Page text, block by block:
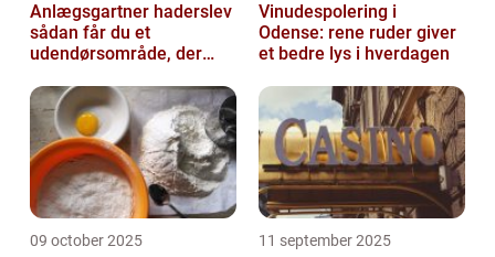
Anlægsgartner haderslev
sådan får du et
udendørsområde, der
Vinudespolering i
Odense: rene ruder giver
et bedre lys i hverdagen
09 october 2025 11 september 2025